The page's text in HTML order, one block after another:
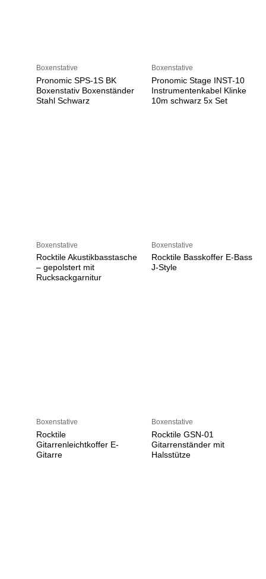
Boxenstative
Pronomic SPS-1S BK
Boxenstativ Boxenständer
Stahl Schwarz
Boxenstative
Pronomic Stage INST-10
Instrumentenkabel Klinke
10m schwarz 5x Set
Boxenstative
Rocktile Akustikbasstasche
– gepolstert mit
Rucksackgarnitur
Boxenstative
Rocktile Basskoffer E-Bass
J-Style
Boxenstative
Rocktile
Gitarrenleichtkoffer E-
Gitarre
Boxenstative
Rocktile GSN-01
Gitarrenständer mit
Halsstütze